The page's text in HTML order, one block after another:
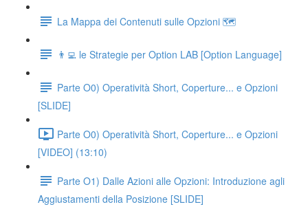
La Mappa dei Contenuti sulle Opzioni 🗺
👨‍💻 le Strategie per Option LAB [Option Language]
Parte O0) Operatività Short, Coperture... e Opzioni
[SLIDE]
Parte O0) Operatività Short, Coperture... e Opzioni
[VIDEO] (13:10)
Parte O1) Dalle Azioni alle Opzioni: Introduzione agli
Aggiustamenti della Posizione [SLIDE]